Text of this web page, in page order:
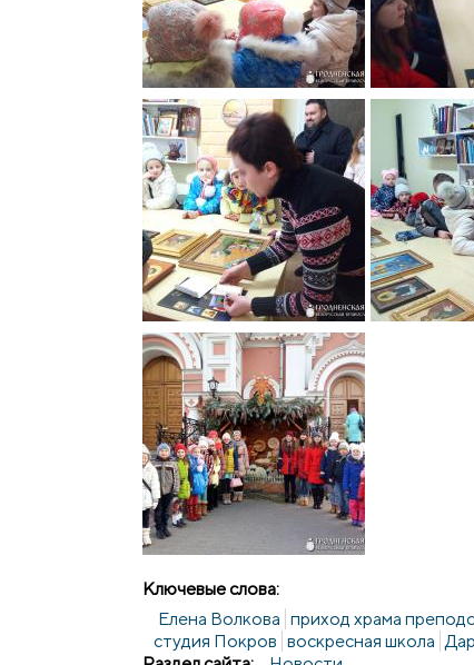
Ключевые слова:
Елена Волкова приход храма
студия Покров воскресная школа